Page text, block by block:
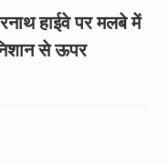
हाईवे पर मलबे में
से ऊपर